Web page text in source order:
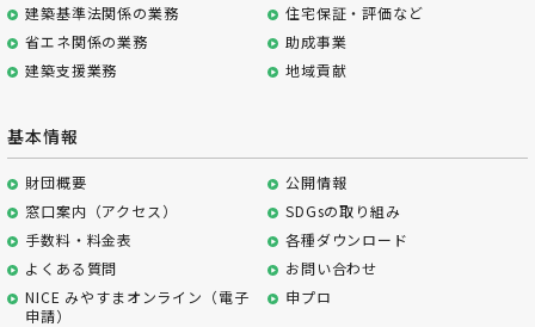
建築基準法関係の業務
住宅保証・評価など
省エネ関係の業務
助成事業
建築支援業務
地域貢献
基本情報
財団概要
公開情報
窓口案内（アクセス）
SDGsの取り組み
手数料・料金表
各種ダウンロード
よくある質問
お問い合わせ
NICE みやすまオンライン（電子
申請）
申プロ